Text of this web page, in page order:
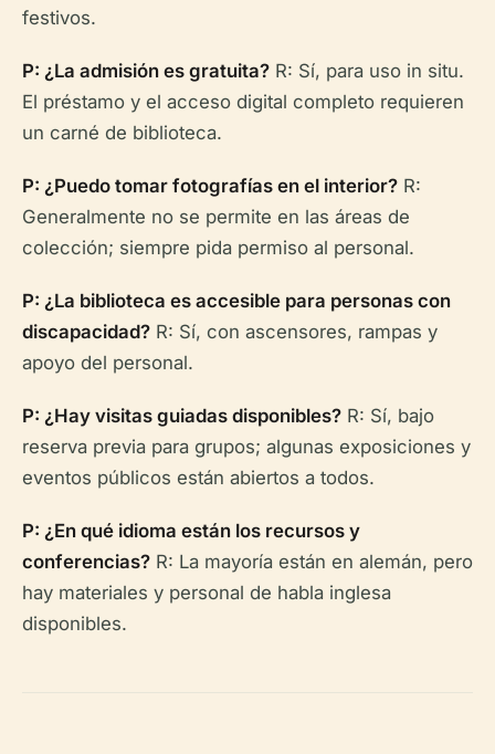
festivos.
P: ¿La admisión es gratuita? R: Sí, para uso in situ.
El préstamo y el acceso digital completo requieren
un carné de biblioteca.
P: ¿Puedo tomar fotografías en el interior? R:
Generalmente no se permite en las áreas de
colección; siempre pida permiso al personal.
P: ¿La biblioteca es accesible para personas con
discapacidad? R: Sí, con ascensores, rampas y
apoyo del personal.
P: ¿Hay visitas guiadas disponibles? R: Sí, bajo
reserva previa para grupos; algunas exposiciones y
eventos públicos están abiertos a todos.
P: ¿En qué idioma están los recursos y
conferencias? R: La mayoría están en alemán, pero
hay materiales y personal de habla inglesa
disponibles.